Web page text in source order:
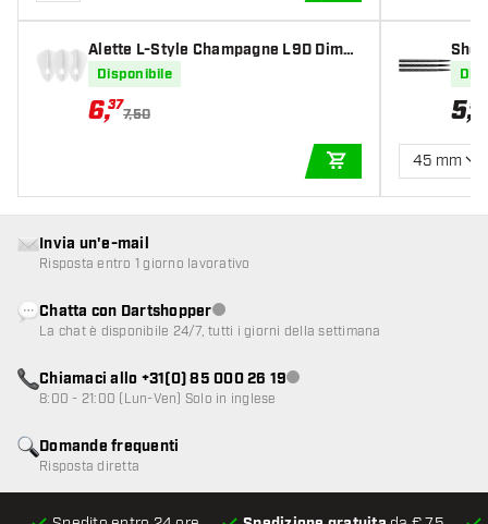
Alette L-Style Champagne L9D Dimpl
e Fantail White
Disponibile
6,37
7,50
AGGIUNGI AL
5,95
45 mm
Domande frequenti
Risposta diretta
Invia un'e-mail
Risposta entro 1 giorno lavorativo
Chatta con DartshopperServizio clienti non disponibile
La chat è disponibile 24/7, tutti i giorni della settimana
Chiamaci allo +31(0) 85 000 26 19Servizio clienti non disponibile
8:00 - 21:00 (Lun-Ven) Solo in inglese